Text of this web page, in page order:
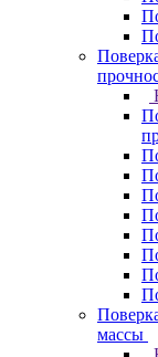
массы